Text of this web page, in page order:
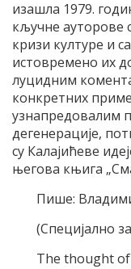
изашла 1979.
кључне ауторове
кризи културе и
истовремено их
луцидним
конкретних
узнапредовалим
дегенерације,
су Калајићеве
његова књига
Пише:
(Специјално
The thought